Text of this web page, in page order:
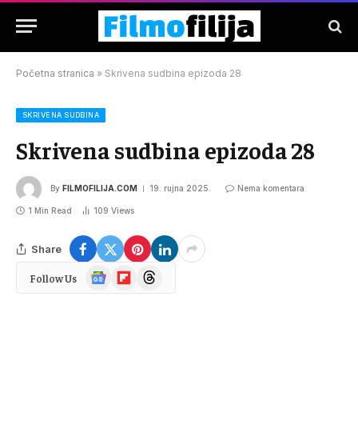
Početna stranica » Skrivena sudbina epizoda 28
SKRIVENA SUDBINA
Skrivena sudbina epizoda 28
By FILMOFILIJA.COM 19. rujna 2025. Nema komentara
1 Min Read 109 Views
Share
Follow Us
Google
News
FlipboardThreads